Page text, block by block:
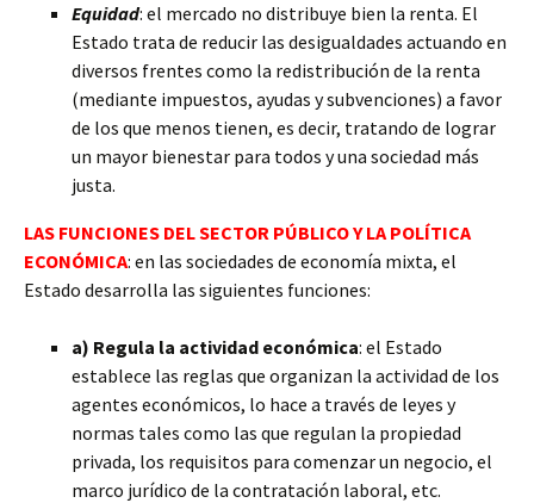
Equidad: el mercado no distribuye bien la renta. El
Estado trata de reducir las desigualdades actuando en
diversos frentes como la redistribución de la renta
(mediante impuestos, ayudas y subvenciones) a favor
de los que menos tienen, es decir, tratando de lograr
un mayor bienestar para todos y una sociedad más
justa.
LAS FUNCIONES DEL SECTOR PÚBLICO Y LA POLÍTICA
ECONÓMICA: en las sociedades de economía mixta, el
Estado desarrolla las siguientes funciones:
a) Regula la actividad económica: el Estado
establece las reglas que organizan la actividad de los
agentes económicos, lo hace a través de leyes y
normas tales como las que regulan la propiedad
privada, los requisitos para comenzar un negocio, el
marco jurídico de la contratación laboral, etc.